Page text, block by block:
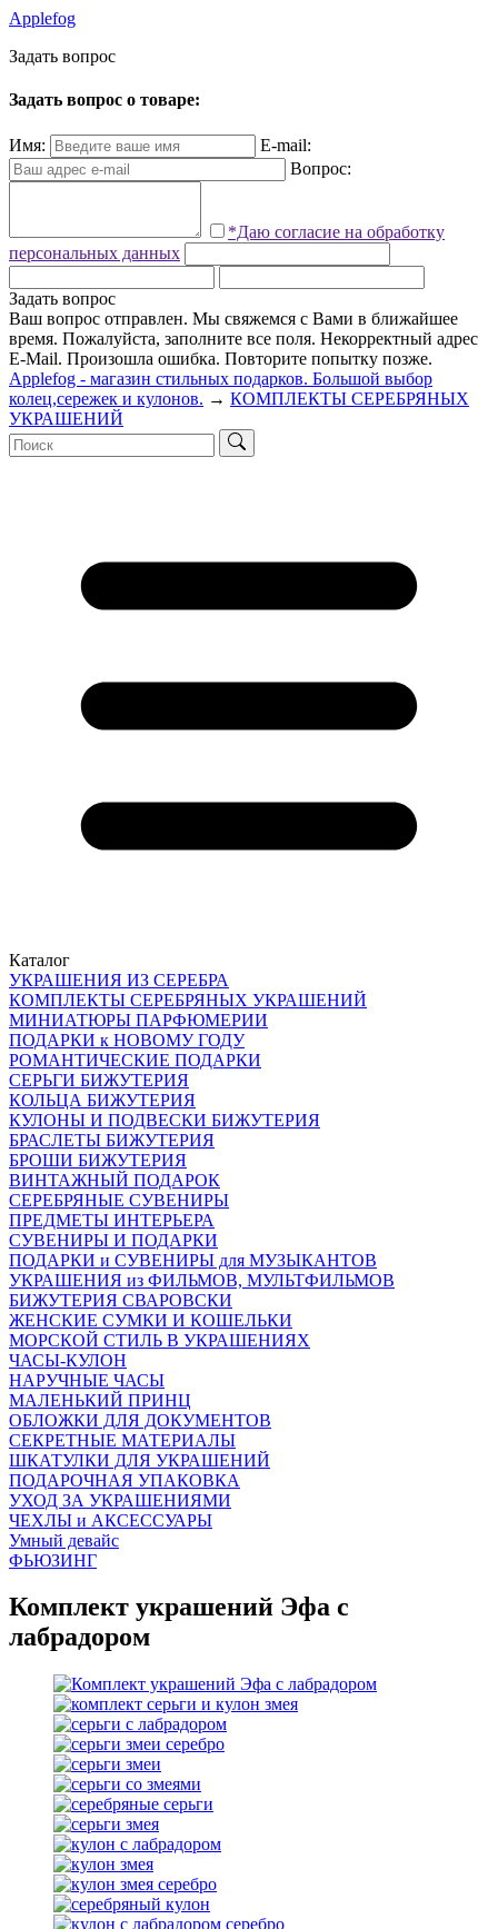
Applefog
Задать вопрос
Задать вопрос о товаре:
Имя:
E-mail:
Вопрос:
*Даю согласие на обработку
персональных данных
Задать вопрос
Ваш вопрос отправлен. Мы свяжемся с Вами в ближайшее
время. Пожалуйста, заполните все поля. Некорректный адрес
E-Mail. Произошла ошибка. Повторите попытку позже.
Applefog - магазин стильных подарков. Большой выбор
колец,сережек и кулонов. → КОМПЛЕКТЫ СЕРЕБРЯНЫХ
УКРАШЕНИЙ
Каталог
УКРАШЕНИЯ ИЗ СЕРЕБРА
КОМПЛЕКТЫ СЕРЕБРЯНЫХ УКРАШЕНИЙ
МИНИАТЮРЫ ПАРФЮМЕРИИ
ПОДАРКИ к НОВОМУ ГОДУ
РОМАНТИЧЕСКИЕ ПОДАРКИ
СЕРЬГИ БИЖУТЕРИЯ
КОЛЬЦА БИЖУТЕРИЯ
КУЛОНЫ И ПОДВЕСКИ БИЖУТЕРИЯ
БРАСЛЕТЫ БИЖУТЕРИЯ
БРОШИ БИЖУТЕРИЯ
ВИНТАЖНЫЙ ПОДАРОК
СЕРЕБРЯНЫЕ СУВЕНИРЫ
ПРЕДМЕТЫ ИНТЕРЬЕРА
СУВЕНИРЫ И ПОДАРКИ
ПОДАРКИ и СУВЕНИРЫ для МУЗЫКАНТОВ
УКРАШЕНИЯ из ФИЛЬМОВ, МУЛЬТФИЛЬМОВ
БИЖУТЕРИЯ СВАРОВСКИ
ЖЕНСКИЕ СУМКИ И КОШЕЛЬКИ
МОРСКОЙ СТИЛЬ В УКРАШЕНИЯХ
ЧАСЫ-КУЛОН
НАРУЧНЫЕ ЧАСЫ
МАЛЕНЬКИЙ ПРИНЦ
ОБЛОЖКИ ДЛЯ ДОКУМЕНТОВ
СЕКРЕТНЫЕ МАТЕРИАЛЫ
ШКАТУЛКИ ДЛЯ УКРАШЕНИЙ
ПОДАРОЧНАЯ УПАКОВКА
УХОД ЗА УКРАШЕНИЯМИ
ЧEХЛЫ и АКСЕССУАРЫ
Умный девайс
ФЬЮЗИНГ
Комплект украшений Эфа с
лабрадором